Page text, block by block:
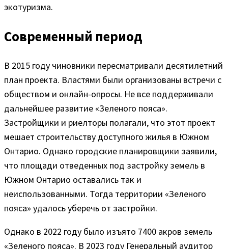
экотуризма.
Современный период
В 2015 году чиновники пересматривали десятилетний
план проекта. Властями были организованы встречи с
обществом и онлайн-опросы. Не все поддерживали
дальнейшее развитие «Зеленого пояса».
Застройщики и риелторы полагали, что этот проект
мешает строительству доступного жилья в Южном
Онтарио. Однако городские планировщики заявили,
что площади отведенных под застройку земель в
Южном Онтарио оставались так и
неиспользованными. Тогда территории «Зеленого
пояса» удалось уберечь от застройки.
Однако в 2022 году было изъято 7400 акров земель
«Зеленого пояса». В 2023 году Генеральный аудитор